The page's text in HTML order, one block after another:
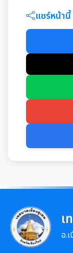
มุม KM การ
มาตรฐา
สรุปผลก
การเลื่อ
สวัสดิก
ความรู้เกี่
หลักเกณ
หลักเกณฑ์
การเสริม
ถิ่น
การให้บริกา
คู่มือหรือ
ข้อมูลสถิ
รายงาน
นโยบาย
เทศบัญญัติง
โอนงบประม
โอนงบปร
แผนการ
การจัดซื้อจัด
รายการก
การบริหารแ
หลักเกณ
แผนการ
การป้องกันก
แนวปฏิบัติ
แชร์หน้านี้
เ
อ.